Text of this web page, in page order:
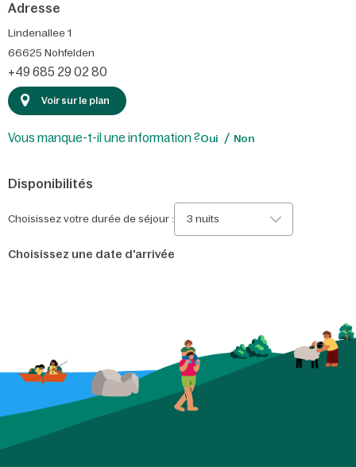
Adresse
Lindenallee 1
66625 Nohfelden
+49 685 29 02 80
Voir sur le plan
Vous manque-t-il une information ?Oui Non
Disponibilités
Choisissez votre durée de séjour : 3 nuits
Choisissez une date d'arrivée